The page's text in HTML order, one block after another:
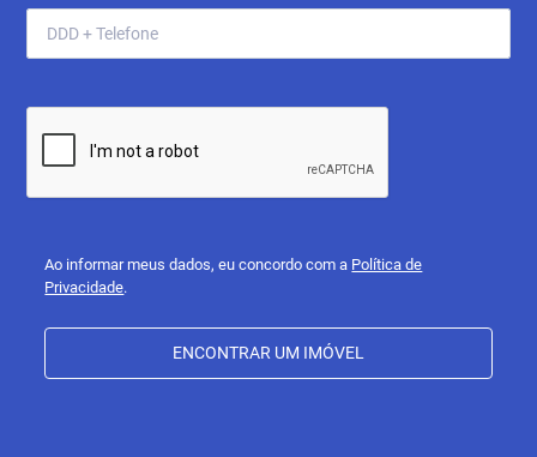
Ao informar meus dados, eu concordo com a Política de
Privacidade.
ENCONTRAR UM IMÓVEL